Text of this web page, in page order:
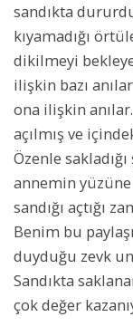
sandıkta
kıyamadığı
dikilmeyi
ilişkin bazı
ona ilişkin
açılmış ve
Özenle
annemin
sandığı açtığı
Benim bu
duyduğu zevk
Sandıkta
çok değer